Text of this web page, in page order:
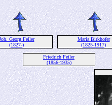
Georg Feiler
(1827-)
Maria Birkhofer
(1825-1917)
Friedrich Feiler
(1856-1935)